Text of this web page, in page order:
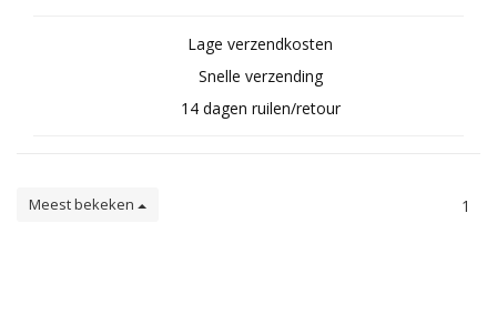
Lage verzendkosten
Snelle verzending
14 dagen ruilen/retour
Meest bekeken 1